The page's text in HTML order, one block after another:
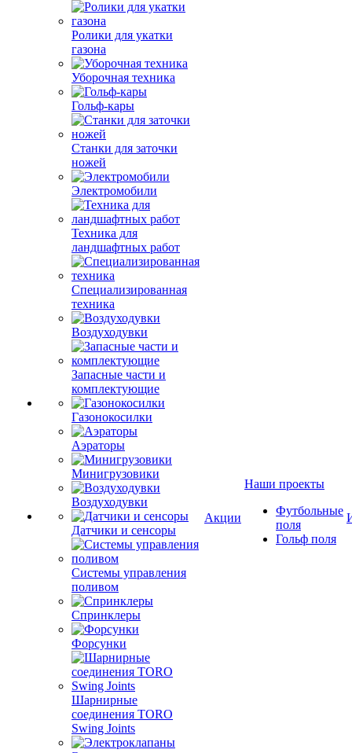
Ролики для укатки
газона
Уборочная техника
Гольф-кары
Станки для заточки
ножей
Электромобили
Техника для
ландшафтных работ
Специализированная
техника
Воздуходувки
Запасные части и
комплектующие
Газонокосилки
Аэраторы
Минигрузовики
Воздуходувки
Датчики и сенсоры
Системы управления
поливом
Спринклеры
Форсунки
Шарнирные
соединения TORO
Swing Joints
Акции
Наши проекты
Футбольные
поля
Гольф поля